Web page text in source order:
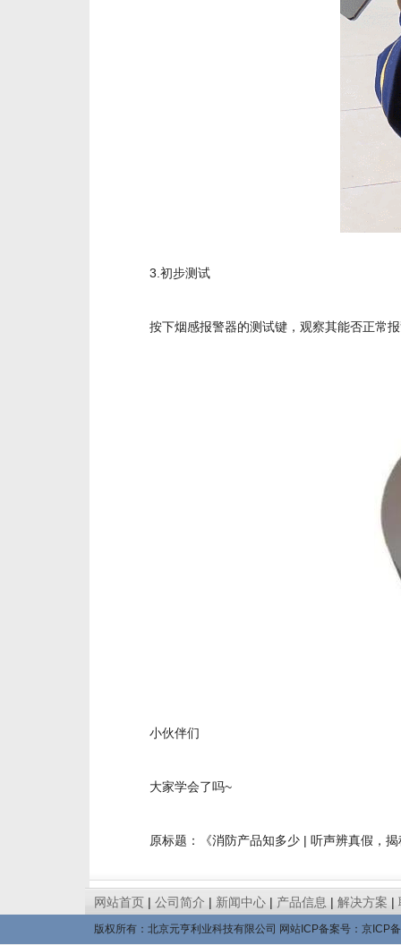
3.初步测试
按下烟感报警器的测试键，观察其能否正常
小伙伴们
大家学会了吗~
原标题：《消防产品知多少 | 听声辨真假，
网站首页 | 公司简介 | 新闻中心 | 产品信息 | 解决方案 |
版权所有：北京元亨利业科技有限公司 网站ICP备案号： 京ICP